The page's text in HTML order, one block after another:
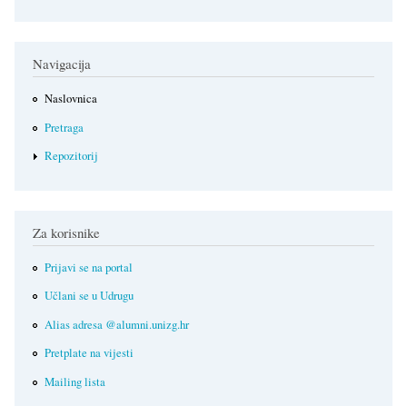
Navigacija
Naslovnica
Pretraga
Repozitorij
Za korisnike
Prijavi se na portal
Učlani se u Udrugu
Alias adresa @alumni.unizg.hr
Pretplate na vijesti
Mailing lista